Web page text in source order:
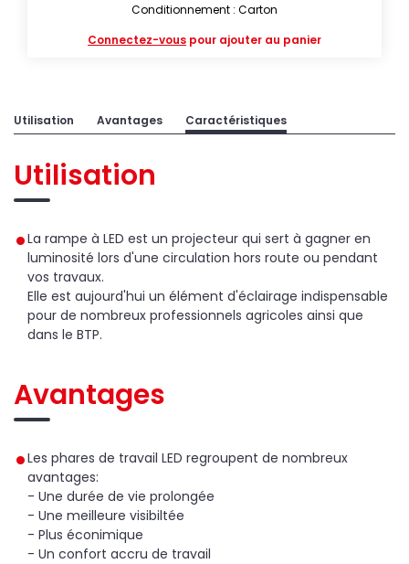
Conditionnement : Carton
Connectez-vous pour ajouter au panier
Utilisation Avantages Caractéristiques
Utilisation
La rampe à LED est un projecteur qui sert à gagner en
luminosité lors d'une circulation hors route ou pendant
vos travaux.
Elle est aujourd'hui un élément d'éclairage indispensable
pour de nombreux professionnels agricoles ainsi que
dans le BTP.
Avantages
Les phares de travail LED regroupent de nombreux
avantages:
- Une durée de vie prolongée
- Une meilleure visibiltée
- Plus éconimique
- Un confort accru de travail